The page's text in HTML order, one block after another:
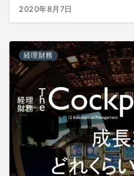
2020年8月7日
経理財務